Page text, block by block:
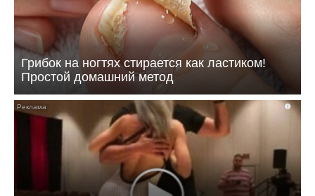
Грибок на ногтях стирается как ластиком!
Простой домашний метод
i